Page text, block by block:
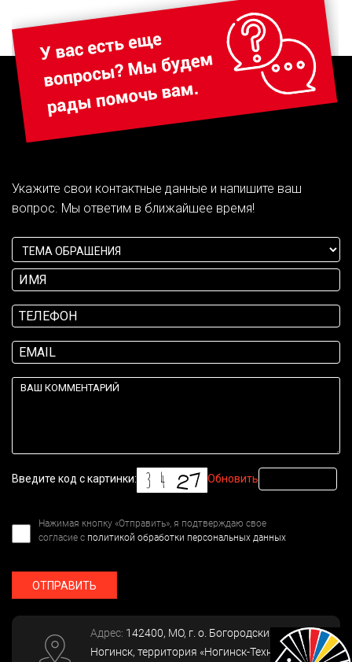
Укажите свои контактные данные и напишите ваш
вопрос. Мы ответим в ближайшее время!
Введите код с картинки: Обновить
Нажимая кнопку «Отправить», я подтверждаю свое
согласие с политикой обработки персональных данных
ОТПРАВИТЬ
Адрес: 142400, МО, г. о. Богородский, г.
Ногинск, территория «Ногинск-Технопарк»,